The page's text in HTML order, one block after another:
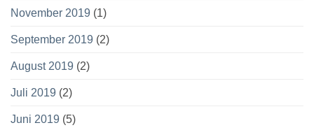
November 2019 (1)
September 2019 (2)
August 2019 (2)
Juli 2019 (2)
Juni 2019 (5)